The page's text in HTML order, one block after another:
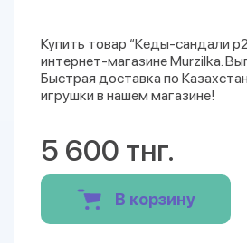
Купить товар “Кеды-сандали
интернет-магазине Murzilka.
Быстрая доставка по
игрушки в нашем магазине!
5 600 тнг.
В корзину